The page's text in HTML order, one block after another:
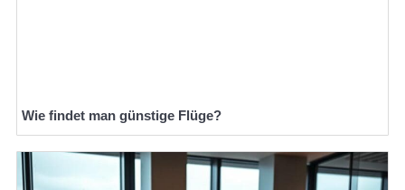
Wie findet man günstige Flüge?